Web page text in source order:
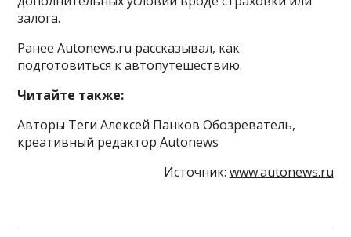
залога.
Ранее Autonews.ru рассказывал, как
подготовиться к автопутешествию.
Читайте также:
Авторы Теги Алексей Панков Обозреватель,
креативный редактор Autonews
Источник: www.autonews.ru